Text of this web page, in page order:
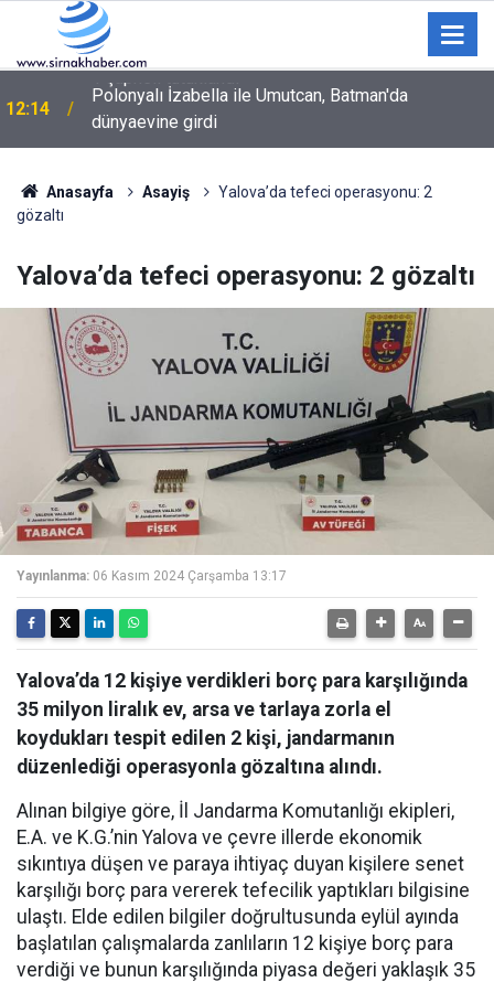
12:14
Polonyalı İzabella ile Umutcan, Batman'da
dünyaevine girdi
Anasayfa Asayiş
Yalova’da tefeci operasyonu: 2
gözaltı
Yalova’da tefeci operasyonu: 2 gözaltı
Yayınlanma: 06 Kasım 2024 Çarşamba 13:17
Yalova’da 12 kişiye verdikleri borç para karşılığında
35 milyon liralık ev, arsa ve tarlaya zorla el
koydukları tespit edilen 2 kişi, jandarmanın
düzenlediği operasyonla gözaltına alındı.
Alınan bilgiye göre, İl Jandarma Komutanlığı ekipleri,
E.A. ve K.G.’nin Yalova ve çevre illerde ekonomik
sıkıntıya düşen ve paraya ihtiyaç duyan kişilere senet
karşılığı borç para vererek tefecilik yaptıkları bilgisine
ulaştı. Elde edilen bilgiler doğrultusunda eylül ayında
başlatılan çalışmalarda zanlıların 12 kişiye borç para
verdiği ve bunun karşılığında piyasa değeri yaklaşık 35